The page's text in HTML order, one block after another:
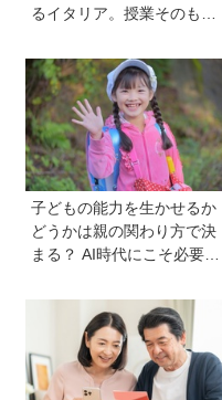
るイタリア。授業そのもの
やすい形に【言語聴覚士 原
先生が伝える世界のインク
ルーシブ教育】
子どもの能力を生かせるか
どうかは親の関わり方で決
まる？ AI時代にこそ必要な
の伸ばし方と「愛される人
格」の育み方